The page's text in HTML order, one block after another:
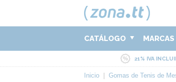
CATÁLOGO MARCAS
21% IVA
Inicio Gomas de Tenis de